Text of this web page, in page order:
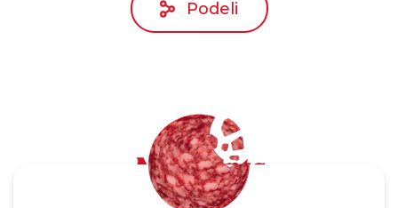
Podeli